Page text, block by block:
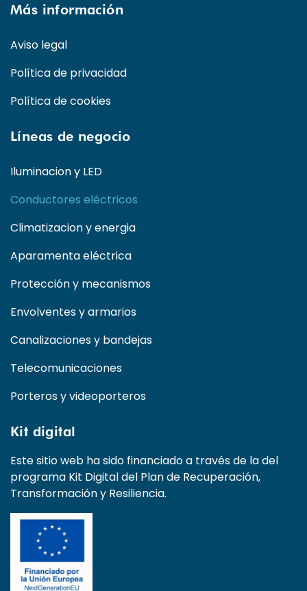
Más información
Aviso legal
Política de privacidad
Política de cookies
Líneas de negocio
Iluminacion y LED
Conductores eléctricos
Climatizacion y energia
Aparamenta eléctrica
Protección y mecanismos
Envolventes y armarios
Canalizaciones y bandejas
Telecomunicaciones
Porteros y videoporteros
Kit digital
Este sitio web ha sido financiado a través de la del
programa Kit Digital del Plan de Recuperación,
Transformación y Resiliencia.